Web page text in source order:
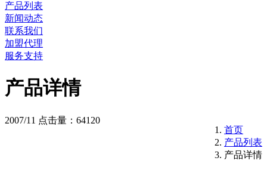
产品列表
新闻动态
联系我们
加盟代理
服务支持
产品详情
首页
产品列表
产品详情
2007/11 点击量：64120